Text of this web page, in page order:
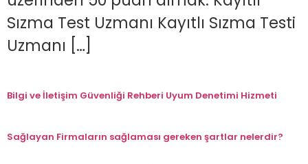
Sızma Test Uzmanı Kayıtlı Sızma Testi
Uzmanı […]
Bilgi ve İletişim Güvenliği Rehberi Uyum Denetimi Hizmeti
Sağlayan Firmaların sağlaması gereken şartlar nelerdir?